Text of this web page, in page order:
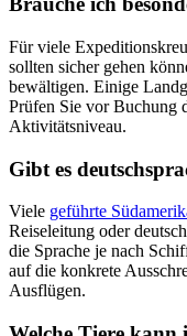
Für viele
sollten sicher gehen
bewältigen. Einige
Prüfen Sie vor Buchung
Aktivitätsniveau.
Gibt es
Viele geführte
Reiseleitung oder
die Sprache je nach
auf die konkrete
Ausflügen.